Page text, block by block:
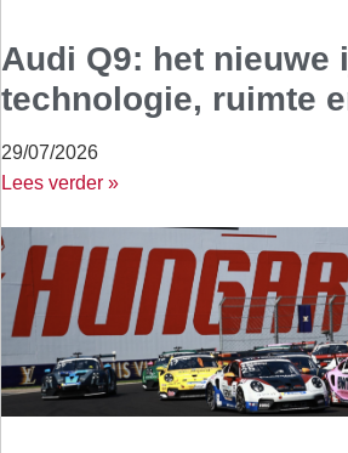
Audi Q9: het nieuwe
technologie, ruimte
29/07/2026
Lees verder »